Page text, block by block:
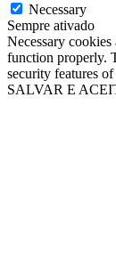
Necessary
Sempre ativado
Necessary
function properly.
security features
SALVAR E